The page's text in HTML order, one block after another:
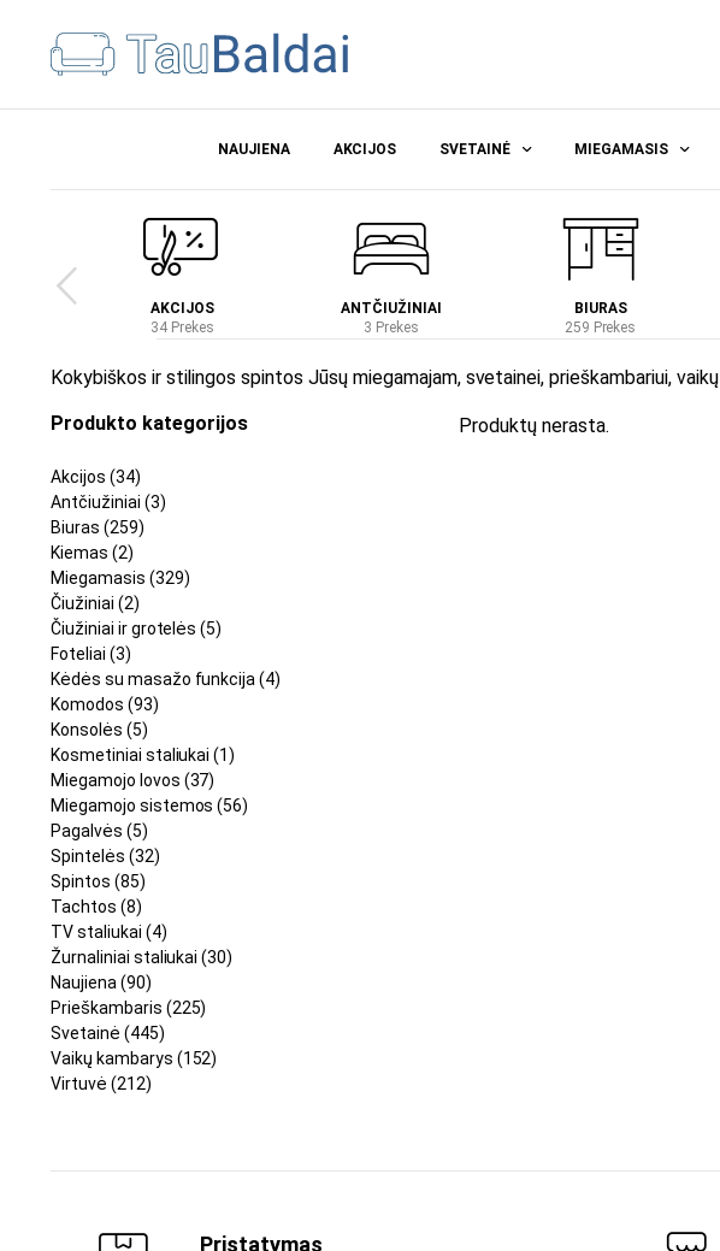
NAUJIENA AKCIJOS SVETAINĖ MIEGAMASIS
AKCIJOS
34 Prekes
ANTČIUŽINIAI
3 Prekes
BIURAS
259 Prekes
Kokybiškos ir stilingos spintos Jūsų miegamajam, svetainei, prieškambariui,
Produktų nerasta.
Produkto kategorijos
Akcijos (34)
Antčiužiniai (3)
Biuras (259)
Kiemas (2)
Miegamasis (329)
Čiužiniai (2)
Čiužiniai ir grotelės (5)
Foteliai (3)
Kėdės su masažo funkcija (4)
Komodos (93)
Konsolės (5)
Kosmetiniai staliukai (1)
Miegamojo lovos (37)
Miegamojo sistemos (56)
Pagalvės (5)
Spintelės (32)
Spintos (85)
Tachtos (8)
TV staliukai (4)
Žurnaliniai staliukai (30)
Naujiena (90)
Prieškambaris (225)
Svetainė (445)
Vaikų kambarys (152)
Virtuvė (212)
Pristatymas